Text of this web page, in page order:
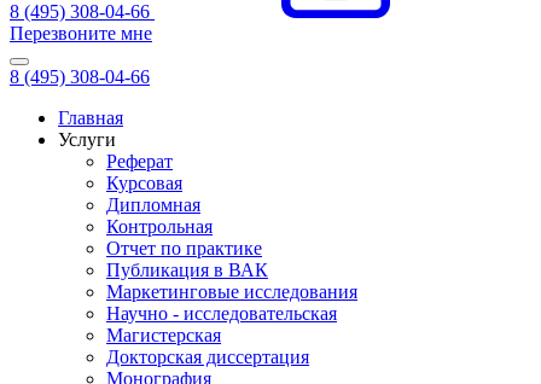
8 (495) 308-04-66
Перезвоните мне
8 (495) 308-04-66
Главная
Услуги
Реферат
Курсовая
Дипломная
Контрольная
Отчет по практике
Публикация в ВАК
Маркетинговые исследования
Научно - исследовательская
Магистерская
Докторская диссертация
Монография